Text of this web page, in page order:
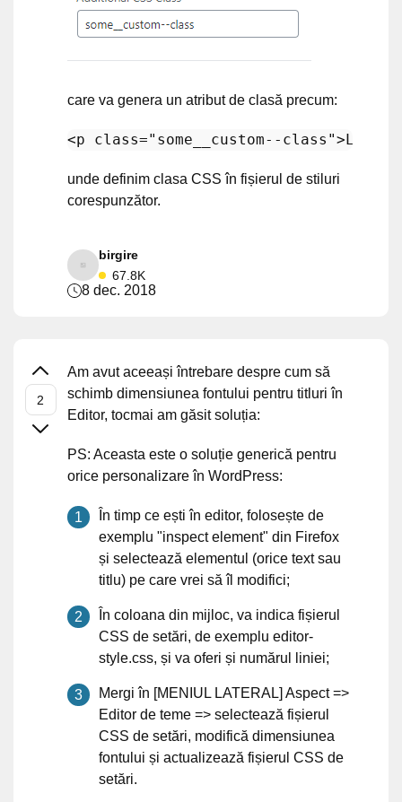
care va genera un atribut de clasă precum:
<p class="some__custom--class">Lorem
unde definim clasa CSS în fișierul de stiluri
corespunzător.
birgire
67.8K
8 dec. 2018
Am avut aceeași întrebare despre cum să
schimb dimensiunea fontului pentru titluri în
Editor, tocmai am găsit soluția:
PS: Aceasta este o soluție generică pentru
orice personalizare în WordPress:
În timp ce ești în editor, folosește de
exemplu "inspect element" din Firefox
și selectează elementul (orice text sau
titlu) pe care vrei să îl modifici;
În coloana din mijloc, va indica fișierul
CSS de setări, de exemplu editor-
style.css, și va oferi și numărul liniei;
Mergi în [MENIUL LATERAL] Aspect =>
Editor de teme => selectează fișierul
CSS de setări, modifică dimensiunea
fontului și actualizează fișierul CSS de
setări.